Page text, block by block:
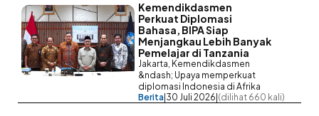
Kemendikdasmen
Perkuat Diplomasi
Bahasa, BIPA Siap
Menjangkau Lebih Banyak
Pemelajar di Tanzania
Jakarta, Kemendikdasmen
&ndash; Upaya memperkuat
diplomasi Indonesia di Afrika
Berita 30 Juli 2026 (dilihat 660 kali)